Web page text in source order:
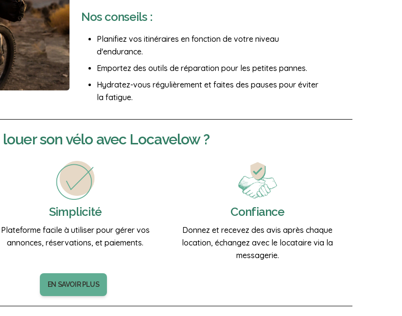
Nos conseils :
Planifiez vos itinéraires en fonction de votre niveau
d'endurance.
Emportez des outils de réparation pour les petites pannes.
Hydratez-vous régulièrement et faites des pauses pour éviter
la fatigue.
louer son vélo avec Locavelow ?
Simplicité
Plateforme facile à utiliser pour gérer vos
annonces, réservations, et paiements.
Confiance
Donnez et recevez des avis après chaque
location, échangez avec le locataire via la
messagerie.
EN SAVOIR PLUS